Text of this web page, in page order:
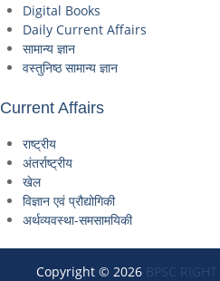
Digital Books
Daily Current Affairs
सामान्य ज्ञान
वस्तुनिष्ठ सामान्य ज्ञान
Current Affairs
राष्ट्रीय
अंतर्राष्ट्रीय
खेल
विज्ञान एवं प्रौद्योगिकी
अर्थव्यवस्था-समसामयिकी
Copyright © 2026 BPSC RIGHT